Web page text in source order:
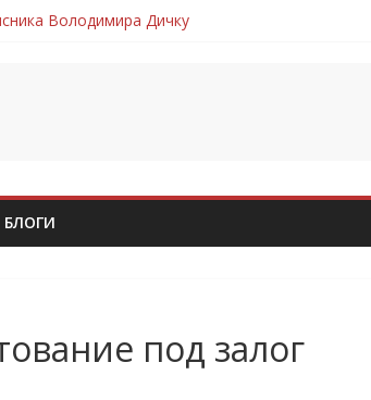
Володимира Дичку
Дмитро Березко з Тернопільщини
Володимира Вельму
захисника Андрія Іскоростенського
БЛОГИ
под залог